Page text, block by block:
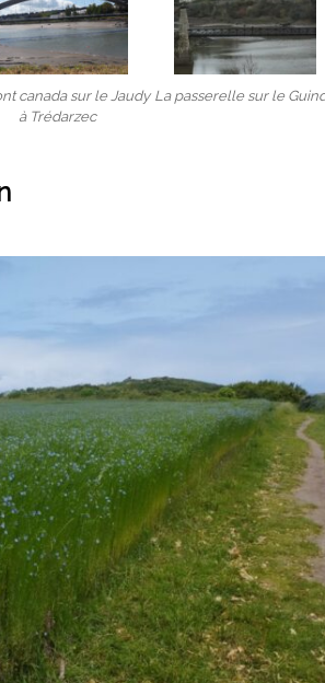
canada sur le Jaudy
à Trédarzec
La passerelle sur le